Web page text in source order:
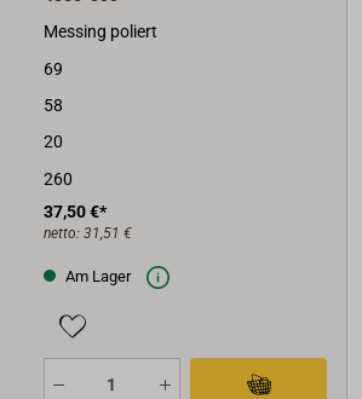
Messing poliert
69
58
20
260
37,50 €*
netto: 31,51 €
Am Lager